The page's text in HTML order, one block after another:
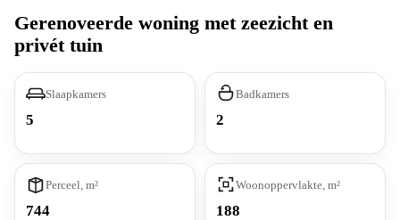
Gerenoveerde woning met zeezicht en
privé­t tuin
Slaapkamers
5
Badkamers
2
Perceel, m²
744
Woonoppervlakte, m²
188